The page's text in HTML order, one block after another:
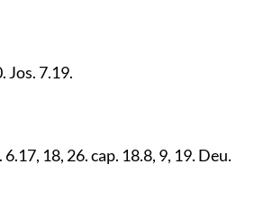
. Jos. 7.19.
6.17, 18, 26. cap. 18.8, 9, 19. Deu.